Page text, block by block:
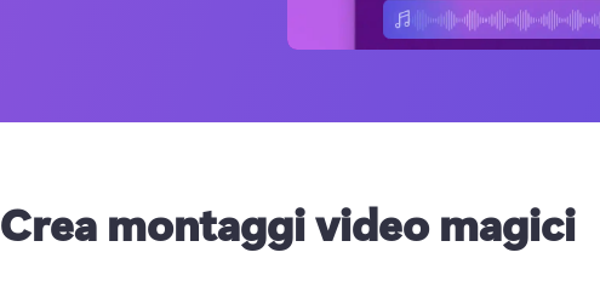
Crea montaggi video magici